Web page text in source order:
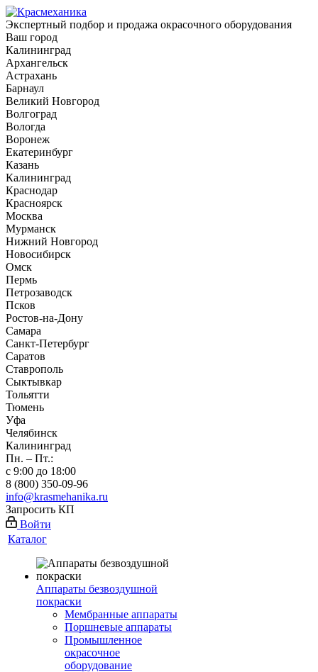
Экспертный подбор и продажа окрасочного оборудования
Ваш город
Калининград
Архангельск
Астрахань
Барнаул
Великий Новгород
Волгоград
Вологда
Воронеж
Екатеринбург
Казань
Калининград
Краснодар
Красноярск
Москва
Мурманск
Нижний Новгород
Новосибирск
Омск
Пермь
Петрозаводск
Псков
Ростов-на-Дону
Самара
Санкт-Петербург
Саратов
Ставрополь
Сыктывкар
Тольятти
Тюмень
Уфа
Челябинск
Калининград
Пн. – Пт.:
с 9:00 до 18:00
8 (800) 350-09-96
info@krasmehanika.ru
Запросить КП
Войти
Каталог
Аппараты безвоздушной
покраски
Мембранные аппараты
Поршневые аппараты
Промышленное
окрасочное
оборудование